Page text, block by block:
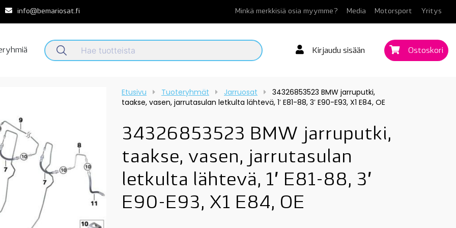
info@bemariosat.fi Minkä merkkisiä osia myymme? Media Motorsport Yritys
Kirjaudu sisään Ostoskori
Etusivu Tuoteryhmät Jarruosat
34326853523 BMW jarruputki,
taakse, vasen, jarrutasulan letkulta lähtevä, 1′ E81-88, 3′ E90-E93, X1 E84, OE
34326853523 BMW jarruputki,
taakse, vasen, jarrutasulan
letkulta lähtevä, 1′ E81-88, 3′
E90-E93, X1 E84, OE